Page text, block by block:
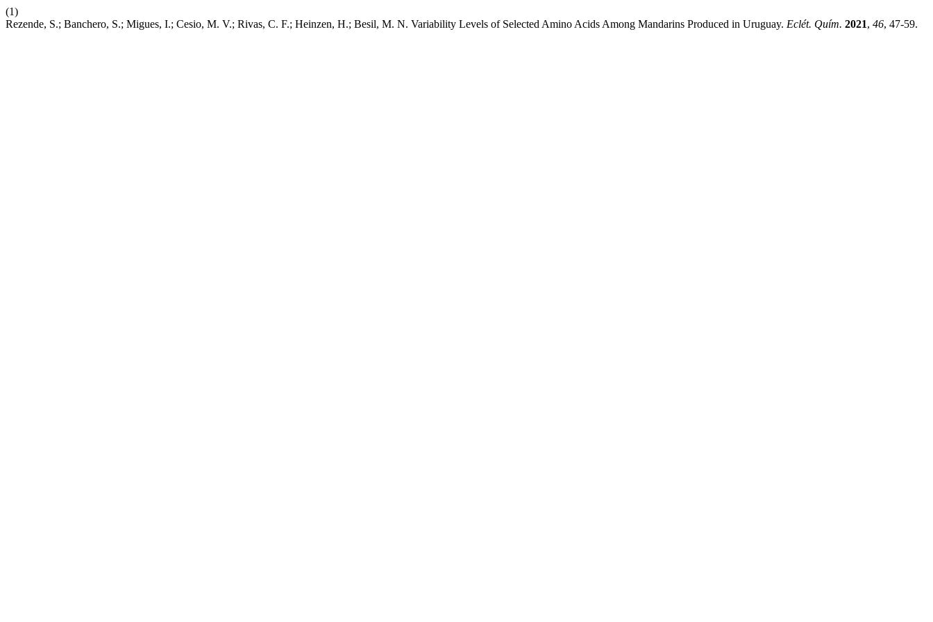
(1)
Rezende, S.; Banchero, S.; Migues, I.; Cesio, M. V.; Rivas, C. F.; Heinzen, H.; Besil, M. N. Variability Levels of Selected Amino Acids Among Mandarins Produced in Uruguay. Eclét. Quím. 2021, 46, 47-59.